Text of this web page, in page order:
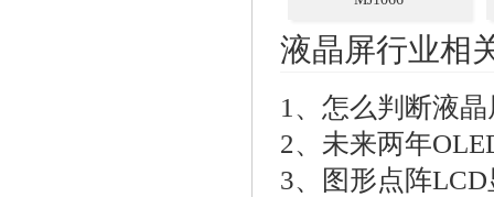
液晶屏行业相
1、 怎么判断液
2、 未来两年
3、
图形点阵